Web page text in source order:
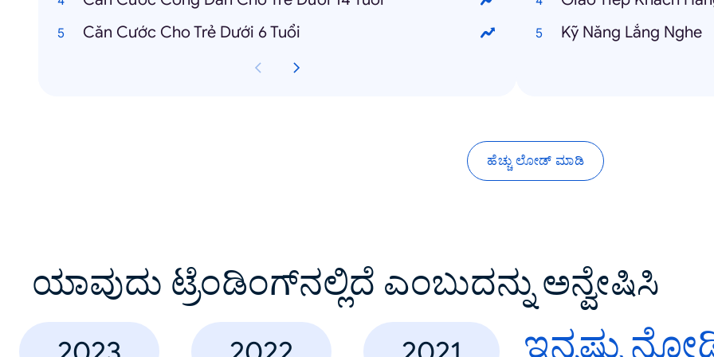
Căn Cước Cho Trẻ Dưới 6 Tuổi
Kỹ Năng Lắng Nghe
ಹೆಚ್ಚು ಲೋಡ್ ಮಾಡಿ
ಯಾವುದು ಟ್ರೆಂಡಿಂಗ್‌ನಲ್ಲಿದೆ ಎಂಬುದನ್ನು ಅನ್ವೇಷಿಸಿ
ಇನ್ನಷ್ಟು